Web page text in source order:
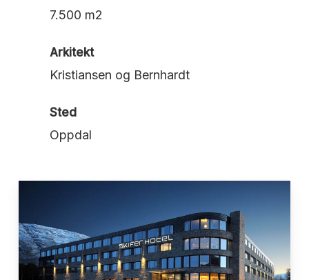
7.500 m2
Arkitekt
Kristiansen og Bernhardt
Sted
Oppdal